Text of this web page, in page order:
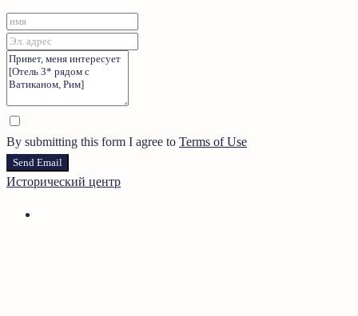
By submitting this form I agree to Terms of Use
Send Email
Исторический центр